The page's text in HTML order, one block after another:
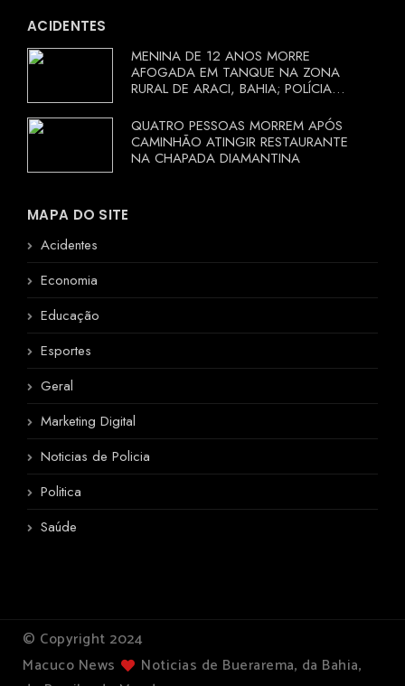
ACIDENTES
MENINA DE 12 ANOS MORRE
AFOGADA EM TANQUE NA ZONA
RURAL DE ARACI, BAHIA; POLÍCIA
QUATRO PESSOAS MORREM APÓS
CAMINHÃO ATINGIR RESTAURANTE
NA CHAPADA DIAMANTINA
MAPA DO SITE
Acidentes
Economia
Educação
Esportes
Geral
Marketing Digital
Noticias de Policia
Politica
Saúde
© Copyright 2024
Macuco News
Noticias de Buerarema, da Bahia,